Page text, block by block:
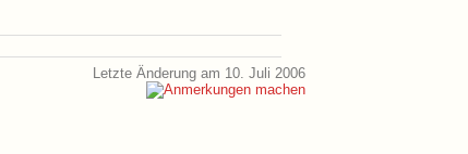
Letzte Änderung am 10. Juli 2006